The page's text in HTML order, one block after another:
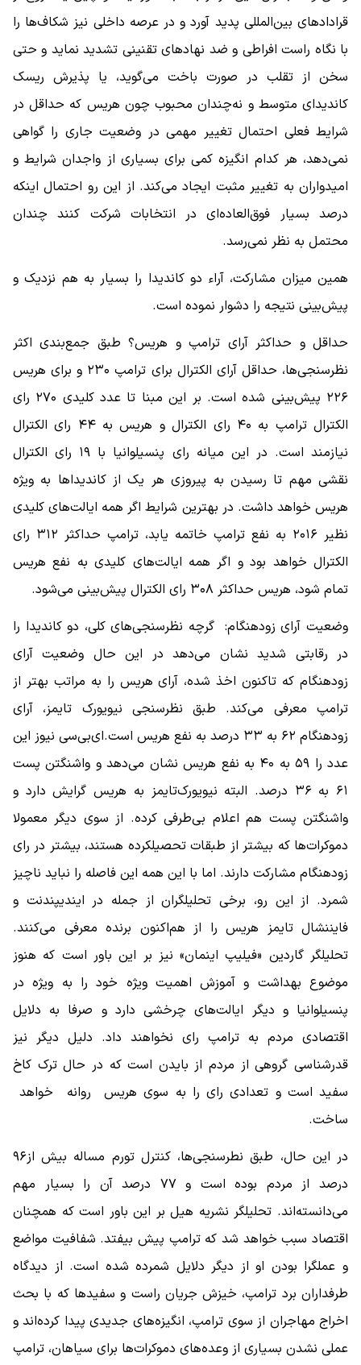
قرادادهای بین‌المللی پدید آورد و در عرصه داخلی نیز شکاف‌ها را
با نگاه راست افراطی و ضد نهادهای تقنینی تشدید نماید و حتی
سخن از تقلب در صورت باخت می‌گوید، یا پذیرش ریسک
کاندیدای متوسط و نه‌چندان محبوب چون هریس که حداقل در
شرایط فعلی احتمال تغییر مهمی در وضعیت جاری را گواهی
نمی‌دهد، هر کدام انگیزه کمی برای بسیاری از واجدان شرایط و
امیدواران به تغییر مثبت ایجاد می‌کند. از این رو احتمال اینکه
درصد بسیار فوق‌العاده‌ای در انتخابات شرکت کنند چندان
محتمل به نظر نمی‌رسد.
همین میزان مشارکت، آراء دو کاندیدا را بسیار به هم نزدیک و
پیش‌بینی نتیجه را دشوار نموده است.
حداقل و حداکثر آرای ترامپ و هریس؟ طبق جمع‌بندی اکثر
نظرسنجی‌ها، حداقل آرای الکترال برای ترامپ ۲۳۰ و برای هریس
۲۲۶ پیش‌بینی شده است. بر این مبنا تا عدد کلیدی ۲۷۰ رای
الکترال ترامپ به ۴۰ رای الکترال و هریس به ۴۴ رای الکترال
نیازمند است. در این میانه رای پنسیلوانیا با ۱۹ رای الکترال
نقشی مهم تا رسیدن به پیروزی هر یک از کاندیداها به ویژه
هریس خواهد داشت. در بهترین شرایط اگر همه ایالت‌های کلیدی
نظیر ۲۰۱۶ به نفع ترامپ خاتمه یابد، ترامپ حداکثر ۳۱۲ رای
الکترال خواهد بود و اگر همه ایالت‌های کلیدی به نفع هریس
تمام شود، هریس حداکثر ۳۰۸ رای الکترال پیش‌بینی می‌شود.
وضعیت آرای زودهنگام: گرچه نظرسنجی‌های کلی، دو کاندیدا را
در رقابتی شدید نشان می‌دهد در این حال وضعیت آرای
زودهنگام که تاکنون اخذ شده، آرای هریس را به مراتب بهتر از
ترامپ معرفی می‌کند. طبق نظرسنجی نیویورک تایمز، آرای
زودهنگام ۶۲ به ۳۳ درصد به نفع هریس است.‌ای‌بی‌سی نیوز این
عدد را ۵۹ به ۴۰ به نفع هریس نشان می‌دهد و واشنگتن پست
۶۱ به ۳۶ درصد. البته نیویورک‌تایمز به هریس گرایش دارد و
واشنگتن پست هم اعلام بی‌طرفی کرده. از سوی دیگر معمولا
دموکرات‌ها که بیشتر از طبقات تحصیلکرده هستند، بیشتر در رای
زودهنگام مشارکت دارند. اما با این همه این فاصله را نباید ناچیز
شمرد. از این رو، برخی تحلیلگران از جمله در ایندیپندنت و
فایننشال تایمز هریس را از هم‌اکنون برنده معرفی می‌کنند.
تحلیلگر گاردین «فیلیپ اینمان» نیز بر این باور است که هنوز
موضوع بهداشت و آموزش اهمیت ویژه خود را به ویژه در
پنسیلوانیا و دیگر ایالت‌های چرخشی دارد و صرفا به دلایل
اقتصادی مردم به ترامپ رای نخواهند داد. دلیل دیگر نیز
قدرشناسی گروهی از مردم از بایدن است که در حال ترک کاخ
سفید است و تعدادی رای را به سوی هریس روانه خواهد
ساخت.
در این حال، طبق نطرسنجی‌ها، کنترل تورم مساله بیش از۹۶
درصد از مردم بوده است و ۷۷ درصد آن را بسیار مهم
می‌‌دانسته‌اند. تحلیلگر نشریه هیل بر این باور است که همچنان
اقتصاد سبب خواهد شد که ترامپ پیش بیفتد. شفافیت مواضع
و عملگرا بودن او از دیگر دلایل شمرده شده است. از دیدگاه
طرفداران برد ترامپ، خیزش جریان راست و سفیدها که با بحث
اخراج مهاجران از سوی ترامپ، انگیزه‌های جدیدی پیدا کرده‌اند و
عملی نشدن بسیاری از وعده‌های دموکرات‌ها برای سیاهان، ترامپ